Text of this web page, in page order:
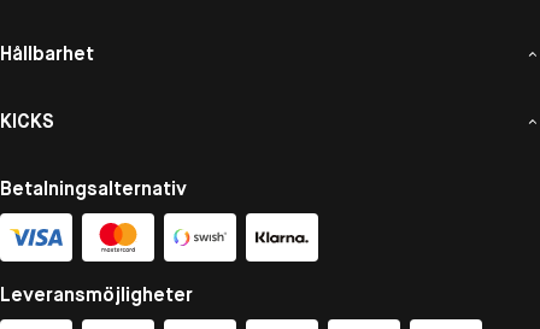
Hållbarhet
KICKS
Betalningsalternativ
Leveransmöjligheter